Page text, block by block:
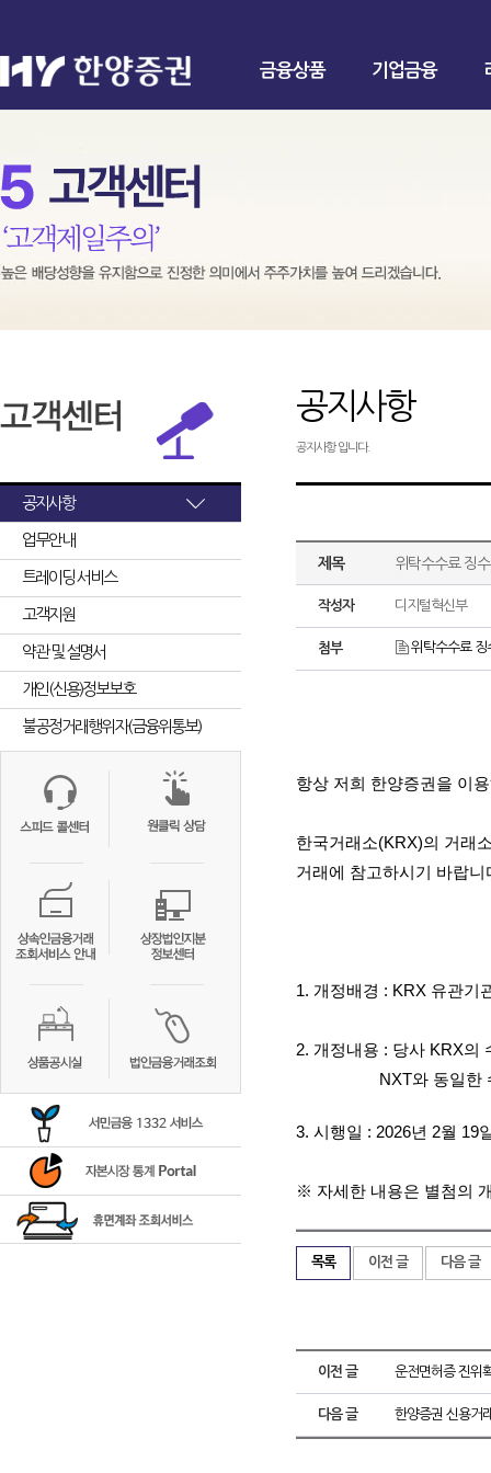
금융상품 기업금융
공지사항
업무안내
트레이딩 서비스
고객지원
약관 및 설명서
개인(신용)정보보호
불공정거래행위자(금융위통보)
공지사항
공지사항 입니다.
제목 위탁수수료 징
작성자 디지털혁신부
첨부 위탁수수료
항상 저희 한양증권을 이
한국거래소(KRX)의 거래
거래에 참고하시기 바랍니
1. 개정배경 : KRX 유관기
2. 개정내용 : 당사 KRX의
NXT와 동일한
3. 시행일 : 2026년 2월 19
※ 자세한 내용은 별첨의
목록 이전 글 다음 글
이전 글 운전면허증 진위
다음 글 한양증권 신용거